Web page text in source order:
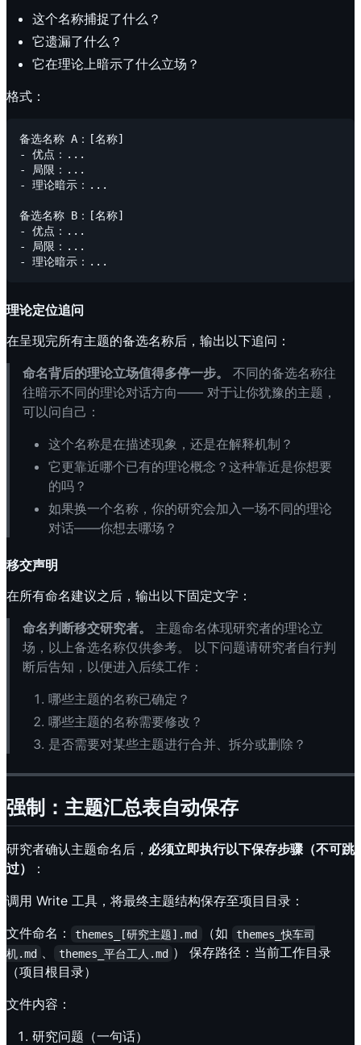
这个名称捕捉了什么？
它遗漏了什么？
它在理论上暗示了什么立场？
格式：
备选名称 A：[名称]
- 优点：...
- 局限：...
- 理论暗示：...
备选名称 B：[名称]
- 优点：...
- 局限：...
理论定位追问
在呈现完所有主题的备选名称后，输出以下追问：
命名背后的理论立场值得多停一步。
不同的备选名称往
往暗示不同的理论对话方向—— 对于让你犹豫的主题，
可以问自己：
这个名称是在描述现象，还是在解释机制？
它更靠近哪个已有的理论概念？这种靠近是你想要
的吗？
如果换一个名称，你的研究会加入一场不同的理论
对话——你想去哪场？
移交声明
在所有命名建议之后，输出以下固定文字：
命名判断移交研究者。
主题命名体现研究者的理论立
场，以上备选名称仅供参考。 以下问题请研究者自行判
断后告知，以便进入后续工作：
哪些主题的名称已确定？
哪些主题的名称需要修改？
是否需要对某些主题进行合并、拆分或删除？
强制：主题汇总表自动保存
研究者确认主题命名后， 必须立即执行以下保存步骤（不可跳
过）
：
调用 Write 工具，将最终主题结构保存至项目目录：
文件命名：
themes_[研究主题].md （如
themes_快车司
机.md 、 themes_平台工人.md ） 保存路径：当前工作目录
（项目根目录）
文件内容：
研究问题（一句话）